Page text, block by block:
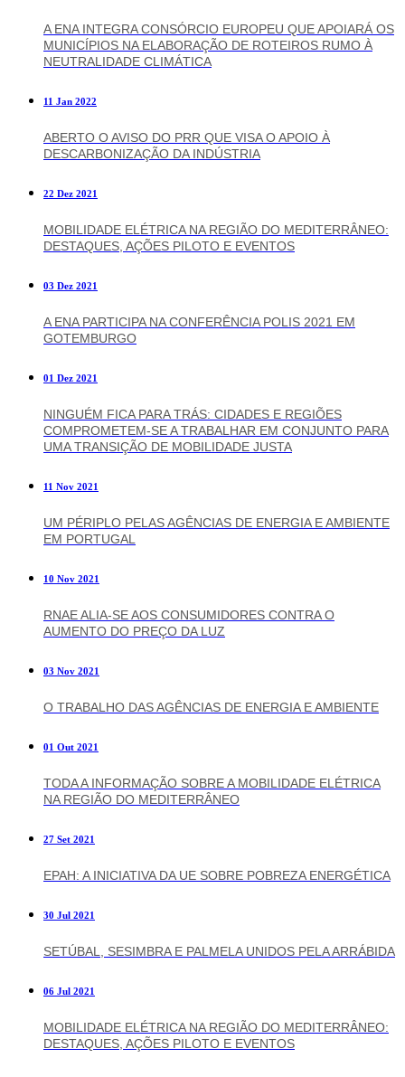
A ENA INTEGRA CONSÓRCIO EUROPEU QUE APOIARÁ OS
MUNICÍPIOS NA ELABORAÇÃO DE ROTEIROS RUMO À
NEUTRALIDADE CLIMÁTICA
11 Jan 2022
ABERTO O AVISO DO PRR QUE VISA O APOIO À
DESCARBONIZAÇÃO DA INDÚSTRIA
22 Dez 2021
MOBILIDADE ELÉTRICA NA REGIÃO DO MEDITERRÂNEO:
DESTAQUES, AÇÕES PILOTO E EVENTOS
03 Dez 2021
A ENA PARTICIPA NA CONFERÊNCIA POLIS 2021 EM
GOTEMBURGO
01 Dez 2021
NINGUÉM FICA PARA TRÁS: CIDADES E REGIÕES
COMPROMETEM-SE A TRABALHAR EM CONJUNTO PARA
UMA TRANSIÇÃO DE MOBILIDADE JUSTA
11 Nov 2021
UM PÉRIPLO PELAS AGÊNCIAS DE ENERGIA E AMBIENTE
EM PORTUGAL
10 Nov 2021
RNAE ALIA-SE AOS CONSUMIDORES CONTRA O
AUMENTO DO PREÇO DA LUZ
03 Nov 2021
O TRABALHO DAS AGÊNCIAS DE ENERGIA E AMBIENTE
01 Out 2021
TODA A INFORMAÇÃO SOBRE A MOBILIDADE ELÉTRICA
NA REGIÃO DO MEDITERRÂNEO
27 Set 2021
EPAH: A INICIATIVA DA UE SOBRE POBREZA ENERGÉTICA
30 Jul 2021
SETÚBAL, SESIMBRA E PALMELA UNIDOS PELA ARRÁBIDA
06 Jul 2021
MOBILIDADE ELÉTRICA NA REGIÃO DO MEDITERRÂNEO:
DESTAQUES, AÇÕES PILOTO E EVENTOS